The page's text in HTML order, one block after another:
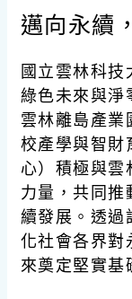
邁向永續
國立雲林科
綠色未來與淨
雲林離島產
校產學與智財
心）積極與雲
力量，共同推
續發展。透過
化社會各界對
來奠定堅實基